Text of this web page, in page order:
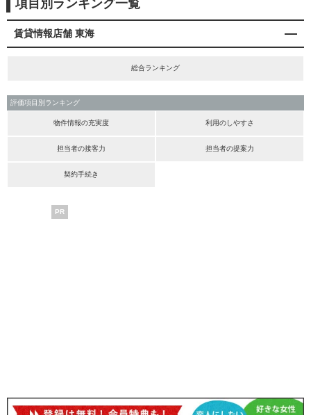
項目別ランキング一覧
賃貸情報店舗 東海
総合ランキング
評価項目別ランキング
物件情報の充実度 利用のしやすさ
担当者の接客力 担当者の提案力
契約手続き
PR